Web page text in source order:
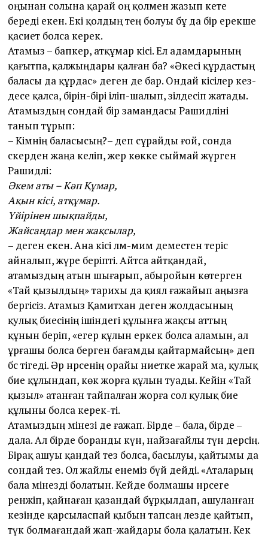
оңынан солына қарай оң қолмен жазып кете
береді екен. Екі қолдың тең болуы бұ да бір ерекше
қасиет болса керек.
Атамыз – бапкер, атқұмар кісі. Ел адамдарының
қағытпа, қалжыңдары қалған ба? «Әкесі құрдастың
баласы да құрдас» деген де бар. Ондай кісілер кез­
десе қалса, бірін-бірі іліп-шалып, әзілдесіп жатады.
Атамыздың сондай бір замандасы Рашидәліні
танып тұрып:
– Кімнің баласысың?– деп сұрайды ғой, сонда
әскерден жаңа келіп, жер көкке сыймай жүрген
Рашидәлі:
Әкем аты – Кәп Құмар,
Ақын кісі, атқұмар.
Үйірінен шықпайды,
Жайсаңдар мен жақсылар,
– деген екен. Ана кісі ләм-мим деместен теріс
айналып, жүре беріпті. Айтса айтқандай,
атамыздың атын шығарып, абыройын көтерген
«Тай қызылдың» тарихы да қиял ғажайып аңызға
бергісіз. Атамыз Қамитхан деген жолдасының
қулық биесінің ішіндегі құлынға жақсы ат­тың
құнын беріп, «егер құлын еркек болса аламын, ал
ұрғашы болса берген бағамды қайтармайсың» деп
бәс тігеді. Әр нәрсенің орайы ниетке жарай ма, қулық
бие құлындап, көк жорға құлын туады. Кейін «Тай
қызыл» атанған тайпалған жорға сол қулық бие
құлыны болса керек-ті.
Атамыздың мінезі де ғажап. Бірде – бала, бірде –
дала. Ал бірде боранды күн, найзағайлы түн дерсің.
Бірақ ашуы қандай тез болса, басылуы, қайтымы да
сондай тез. Ол жайлы енеміз бүй дейді. «Аталарың
бала мінезді болатын. Кейде болмашы нәрсеге
ренжіп, қайнаған қазандай бұрқылдап, ашуланған
кезінде қарсыласпай қыбын тапсаң лезде қайтып,
түк болмағандай жап-жайдары бола қалатын. Кек